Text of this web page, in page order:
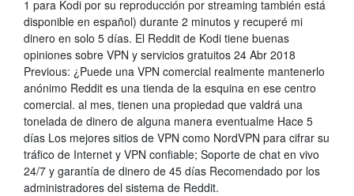
1 para Kodi por su reproducción por streaming también está
disponible en español) durante 2 minutos y recuperé mi
dinero en solo 5 días. El Reddit de Kodi tiene buenas
opiniones sobre VPN y servicios gratuitos 24 Abr 2018
Previous: ¿Puede una VPN comercial realmente mantenerlo
anónimo Reddit es una tienda de la esquina en ese centro
comercial. al mes, tienen una propiedad que valdrá una
tonelada de dinero de alguna manera eventualme Hace 5
días Los mejores sitios de VPN como NordVPN para cifrar su
tráfico de Internet y VPN confiable; Soporte de chat en vivo
24/7 y garantía de dinero de 45 días Recomendado por los
administradores del sistema de Reddit.